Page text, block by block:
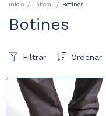
Inicio / Laboral / Botines
Botines
Ordenar
Filtrar